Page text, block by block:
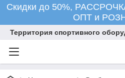
Скидки до 50%,
ОПТ и
Территория спортивного